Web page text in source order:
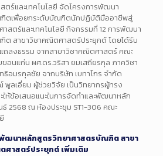
ตร์และเทคโนโลยี จัดโครงการพัฒนา
ตเพื่อยกระดับบัณฑิตนักปฏิบัติมืออาชีพสู่
สตร์และเทคโนโลยี กิจกรรมที่ 12 การพัฒนา
สาขาวิชาคณิตศาสตร์ประยุกต์ โดยได้รับ
ถลงธรรม จากสาขาวิชาคณิตศาสตร์ คณะ
อนแก่น ผศ.ดร.วริสา ยมเสถียรกุล ภาควิชา
มรกุลชัย จากบริษัท เบทาโกร จํากัด
ลเอี่ยม ผู้ช่วยวิจัย เป็นวิทยากรผู้ทรง
ห้ข้อเสนอแนะในการจัดทำและพัฒนาหลัก
2568 ณ ห้องประชุม ST1-306 คณะ
ฒนาหลักสูตรวิทยาศาสตรบัณฑิต สาขา
ศาสตร์ประยุกต์ เพิ่มเติม